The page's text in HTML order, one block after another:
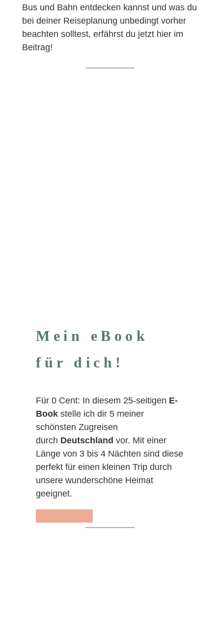
Bus und Bahn entdecken kannst und was du
bei deiner Reiseplanung unbedingt vorher
beachten solltest, erfährst du jetzt hier im
Beitrag!
Mein eBook
für dich!
Für 0 Cent: In diesem 25-seitigen E-
Book stelle ich dir 5 meiner
schönsten Zugreisen
durch Deutschland vor. Mit einer
Länge von 3 bis 4 Nächten sind diese
perfekt für einen kleinen Trip durch
unsere wunderschöne Heimat
geeignet.